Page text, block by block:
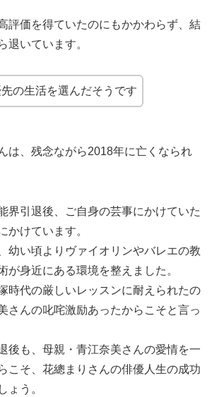
評価を得ていたのにもかかわらず、結
退いています。
の生活を選んだそうです
は、残念ながら2018年に亡くなられ
界引退後、ご自身の芸事にかけていた
かけています。
幼い頃よりヴァイオリンやバレエの教
が身近にある環境を整えました。
時代の厳しいレッスンに耐えられたの
さんの叱咤激励あったからこそと言っ
後も、母親・青江奈美さんの愛情を一
こそ、花總まりさんの俳優人生の成功
ょう。